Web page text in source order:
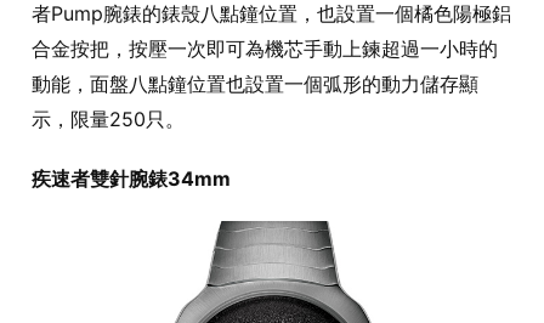
者Pump腕錶的錶殼八點鐘位置，也設置一個橘色陽極鋁
合金按把，按壓一次即可為機芯手動上鍊超過一小時的
動能，面盤八點鐘位置也設置一個弧形的動力儲存顯
示，限量250只。
疾速者雙針腕錶34mm